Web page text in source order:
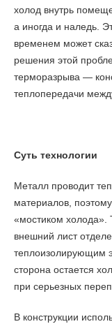
холод внутрь
а иногда и наледь.
временем может
решения этой
терморазрыва —
теплопередачи
Суть технологии
Металл проводит
материалов,
«мостиком холода».
внешний лист
теплоизолирующим
сторона остается
при серьезных
В конструкции